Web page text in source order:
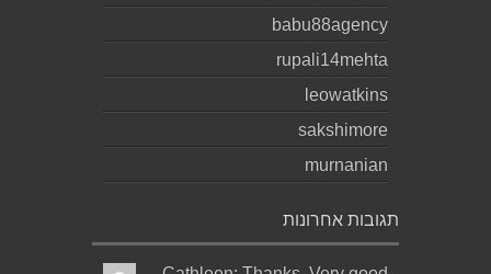
babu88agency
rupali14mehta
leowatkins
sakshimore
murnanian
תגובות אחרונות